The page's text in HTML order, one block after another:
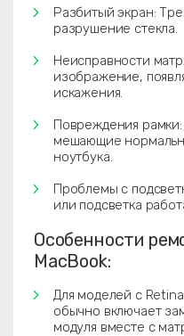
Разбитый экран:
разрушение стекла.
Неисправности
изображение,
искажения.
Повреждения
мешающие
ноутбука.
Проблемы с
или подсветка
Особенности
MacBook:
Для моделей с
обычно включает
модуля вместе с